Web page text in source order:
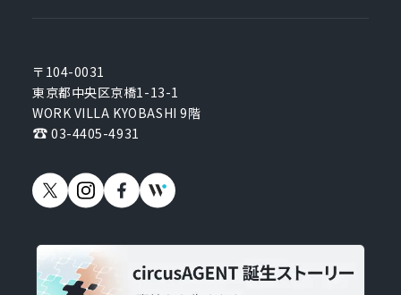
〒104-0031
東京都中央区京橋1-13-1
WORK VILLA KYOBASHI 9階
03-4405-4931